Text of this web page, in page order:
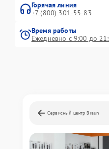
Горячая линия
+7 (800) 301-55-83
Время работы
Ежедневно с 9:00 до
Сервисный центр Braun